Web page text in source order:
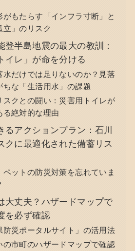
がもたらす「インフラ寸断」と
立」のリスク
登半島地震の最大の教訓：
イレ」が命を分ける
水だけでは足りないのか？見落
ちな「生活用水」の課題
スクとの闘い：災害用トイレが
る絶対的な理由
るアクションプラン：石川
クに最適化された備蓄リス
ペットの防災対策を忘れていま
大丈夫？ハザードマップで
を必ず確認
防災ポータルサイト」の活用法
の市町のハザードマップで確認